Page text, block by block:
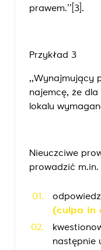
prawem.’’ [3] .
Przykład 3
,,Wynajmujący
najemcę, że
lokalu
Nieuczciwe
prowadzić m.in.
(culpa in
następnie